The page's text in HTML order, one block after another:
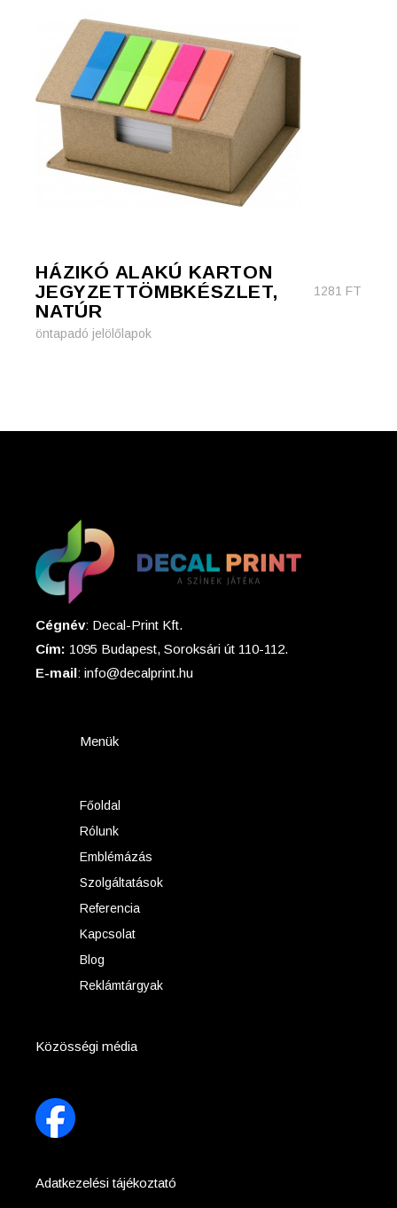
HÁZIKÓ ALAKÚ KARTON
JEGYZETTÖMBKÉSZLET,
NATÚR
1281 FT
öntapadó jelölőlapok
Cégnév: Decal-Print Kft.
Cím: 1095 Budapest, Soroksári út 110-112.
E-mail: info@decalprint.hu
Menük
Főoldal
Rólunk
Emblémázás
Szolgáltatások
Referencia
Kapcsolat
Blog
Reklámtárgyak
Közösségi média
Adatkezelési tájékoztató